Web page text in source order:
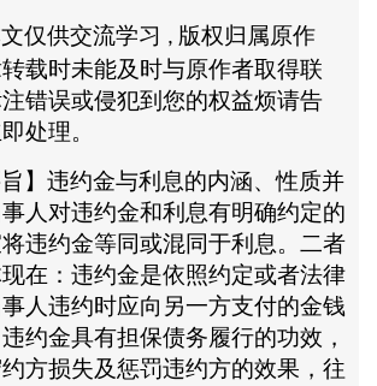
仅供交流学习 , 版权归属原作
转载时未能及时与原作者取得联
错误或侵犯到您的权益烦请告
处理。
旨】违约金与利息的内涵、性质并
人对违约金和利息有明确约定的
违约金等同或混同于利息。二者
在：违约金是依照约定或者法律
人违约时应向另一方支付的金钱
约金具有担保债务履行的功效，
方损失及惩罚违约方的效果，往